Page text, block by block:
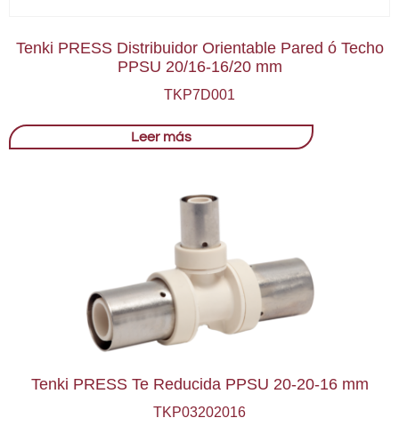
Tenki PRESS Distribuidor Orientable Pared ó Techo
PPSU 20/16-16/20 mm
TKP7D001
Leer más
Tenki PRESS Te Reducida PPSU 20-20-16 mm
TKP03202016